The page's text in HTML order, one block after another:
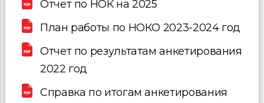
Отчет по НОК на 2025
План работы по НОКО 2023-2024 год
Отчет по результатам анкетирования
2022 год
Справка по итогам анкетирования